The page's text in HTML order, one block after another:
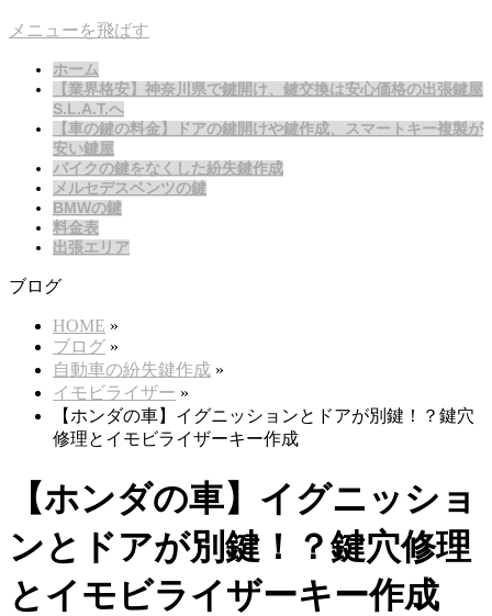
メニューを飛ばす
ホーム
【業界格安】神奈川県で鍵開け、鍵交換は安心価格の出張鍵屋
S.L.A.T.へ
【車の鍵の料金】ドアの鍵開けや鍵作成、スマートキー複製が
安い鍵屋
バイクの鍵をなくした紛失鍵作成
メルセデスベンツの鍵
BMWの鍵
料金表
出張エリア
ブログ
HOME »
ブログ »
自動車の紛失鍵作成 »
イモビライザー »
【ホンダの車】イグニッションとドアが別鍵！？鍵穴
修理とイモビライザーキー作成
【ホンダの車】イグニッショ
ンとドアが別鍵！？鍵穴修理
とイモビライザーキー作成